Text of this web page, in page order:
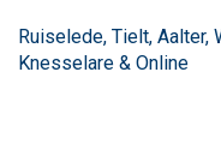
Ruiselede, Tielt, Aalter,
Knesselare & Online